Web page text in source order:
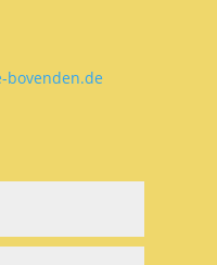
bovenden.de